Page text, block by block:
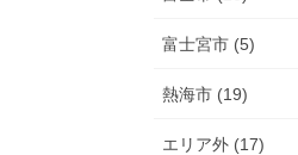
富士宮市 (5)
熱海市 (19)
エリア外 (17)